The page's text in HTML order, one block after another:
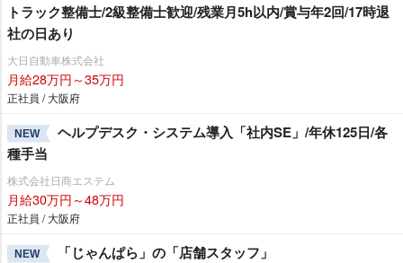
トラック整備士/2級整備士歓迎/残業月5h以内/賞与年2回/17時退
社の日あり
大日自動車株式会社
月給28万円～35万円
正社員 / 大阪府
NEW
ヘルプデスク・システム導入「社内SE」/年休125日/各
種手当
株式会社日商エステム
月給30万円～48万円
正社員 / 大阪府
NEW 「じゃんぱら」の「店舗スタッフ」